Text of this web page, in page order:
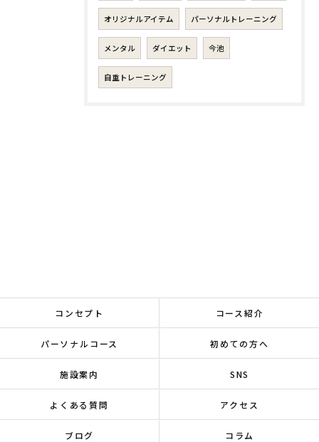
オリジナルアイテム パーソナルトレーニング
メンタル ダイエット 今池
自重トレーニング
コンセプト コース紹介
パーソナルコース 初めての方へ
施設案内 SNS
よくある質問 アクセス
ブログ コラム